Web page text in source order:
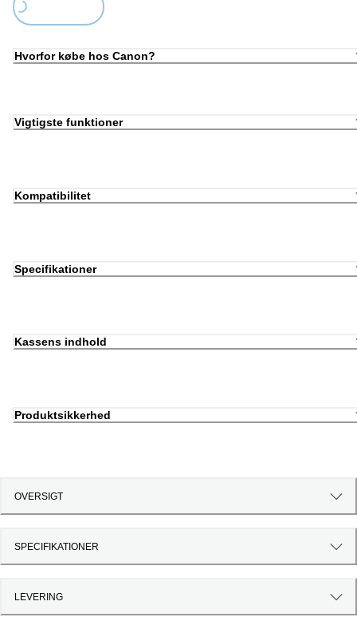
Loading...
Hvorfor købe hos Canon?
Vigtigste funktioner
Kompatibilitet
Specifikationer
Kassens indhold
Produktsikkerhed
OVERSIGT
SPECIFIKATIONER
LEVERING